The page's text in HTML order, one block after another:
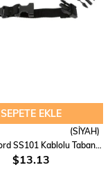
SEPETE EKLE
(SİYAH)
$13.13